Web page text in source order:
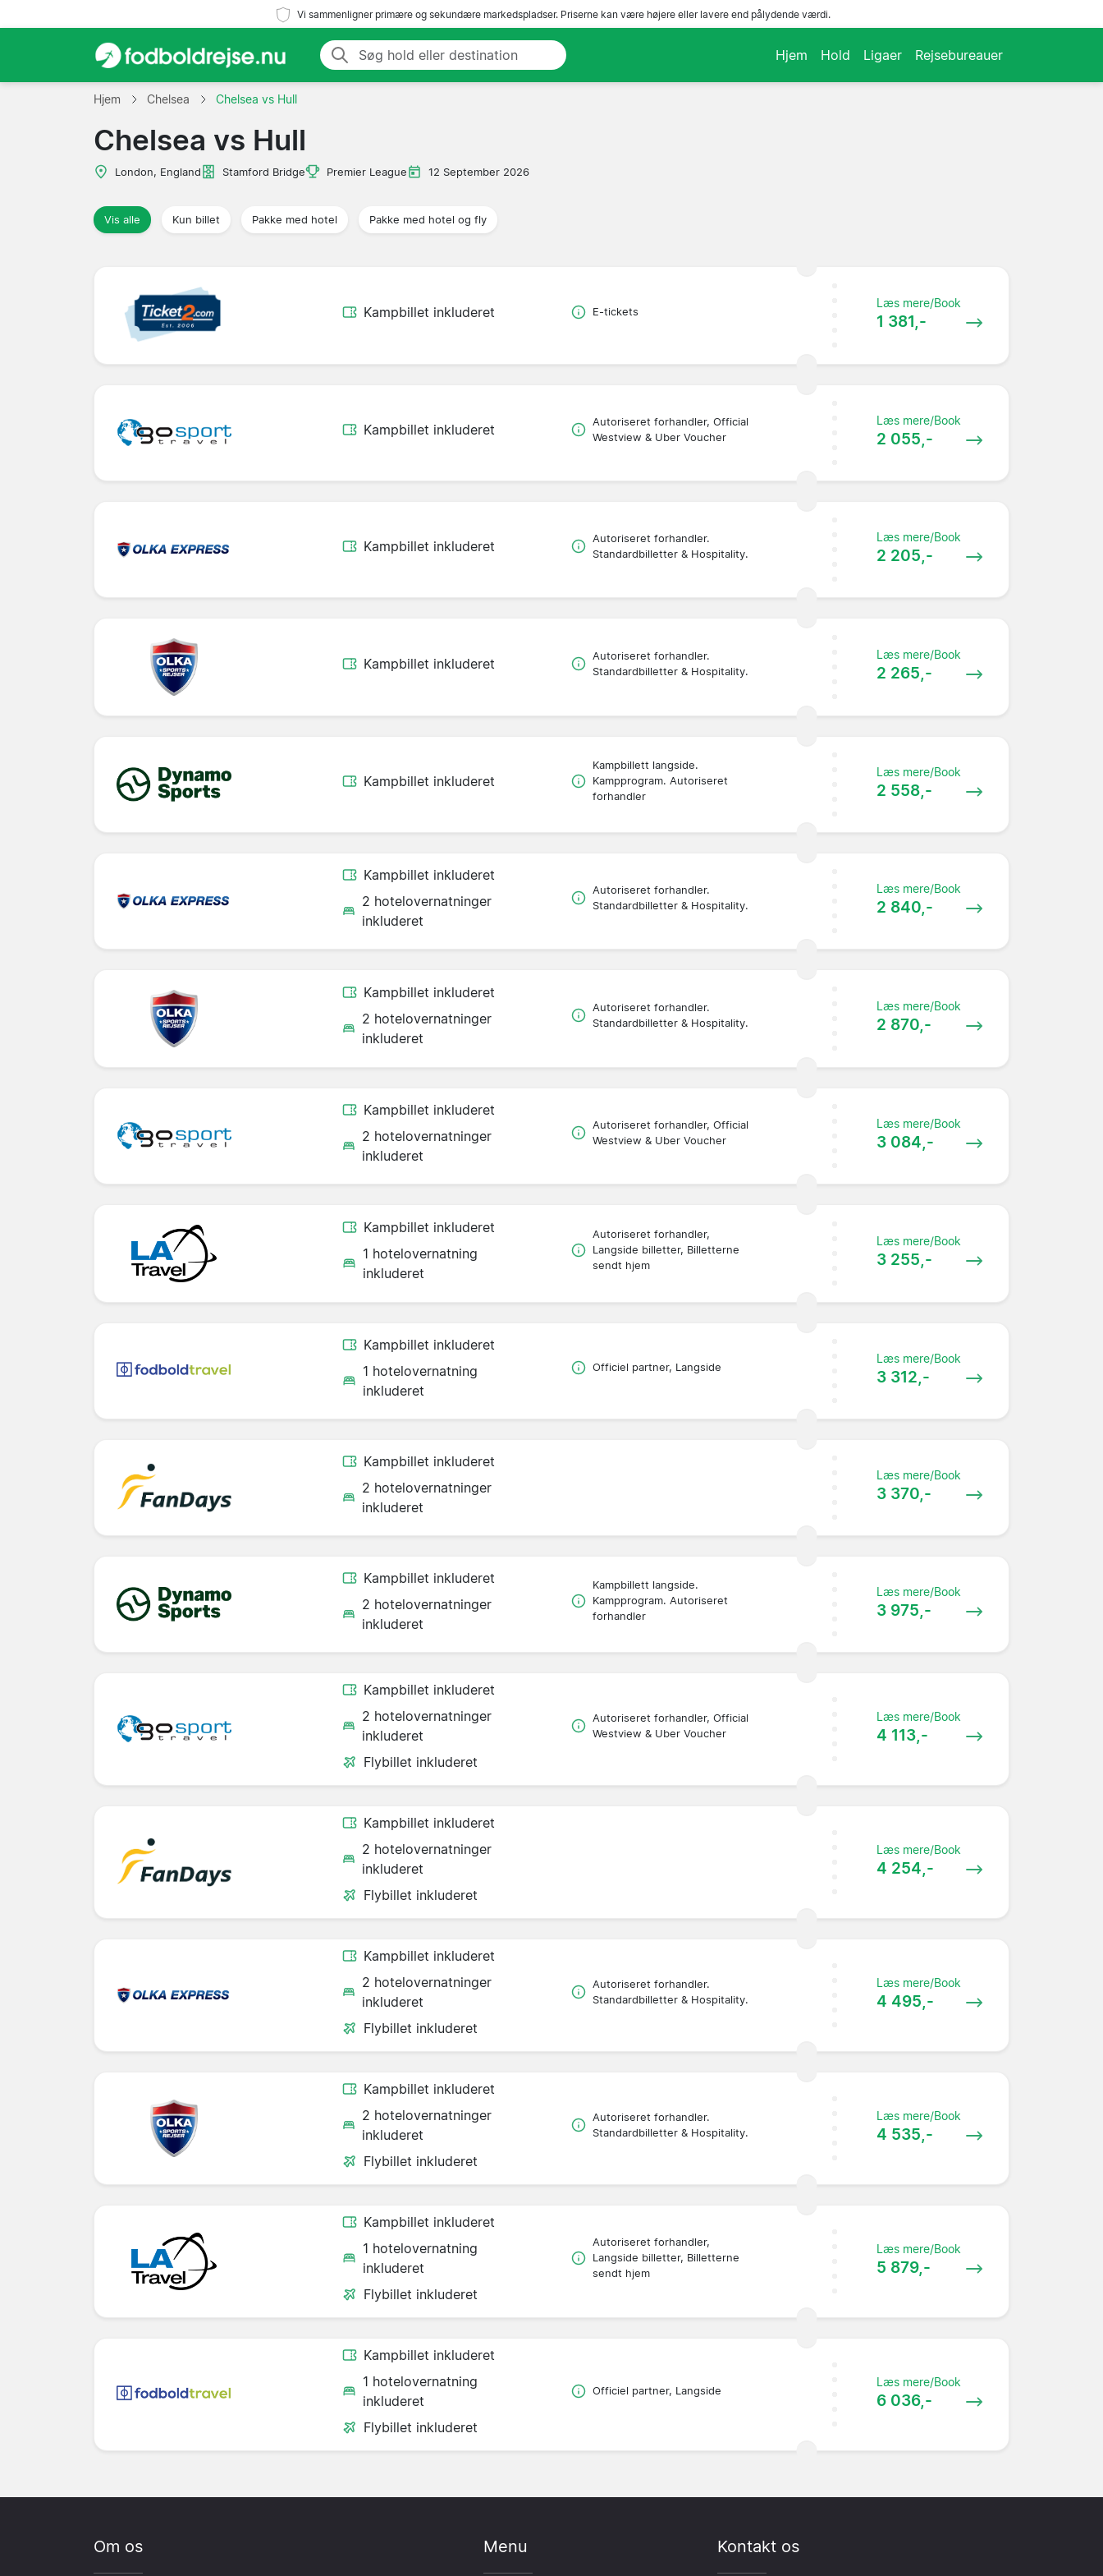
Vi sammenligner primære og sekundære markedspladser. Priserne kan være højere eller lavere end pålydende værdi.
Hjem Hold Ligaer Rejsebureauer
Hjem Chelsea Chelsea vs Hull
Chelsea vs Hull
London, England Stamford Bridge Premier League 12 September 2026
Vis alle Kun billet Pakke med hotel Pakke med hotel og fly
Kampbillet inkluderet E-tickets
Læs mere/Book
1 381,-
Kampbillet inkluderet
Autoriseret forhandler, Official
Westview & Uber Voucher
Læs mere/Book
2 055,-
Kampbillet inkluderet
Autoriseret forhandler.
Standardbilletter & Hospitality.
Læs mere/Book
2 205,-
Kampbillet inkluderet
Autoriseret forhandler.
Standardbilletter & Hospitality.
Læs mere/Book
2 265,-
Kampbillet inkluderet
Kampbillett langside.
Kampprogram. Autoriseret
forhandler
Læs mere/Book
2 558,-
Kampbillet inkluderet
2 hotelovernatninger
inkluderet
Autoriseret forhandler.
Standardbilletter & Hospitality.
Læs mere/Book
2 840,-
Kampbillet inkluderet
2 hotelovernatninger
inkluderet
Autoriseret forhandler.
Standardbilletter & Hospitality.
Læs mere/Book
2 870,-
Kampbillet inkluderet
2 hotelovernatninger
inkluderet
Autoriseret forhandler, Official
Westview & Uber Voucher
Læs mere/Book
3 084,-
Kampbillet inkluderet
1 hotelovernatning
inkluderet
Autoriseret forhandler,
Langside billetter, Billetterne
sendt hjem
Læs mere/Book
3 255,-
Kampbillet inkluderet
1 hotelovernatning
inkluderet
Officiel partner, Langside
Læs mere/Book
3 312,-
Kampbillet inkluderet
2 hotelovernatninger
inkluderet
Læs mere/Book
3 370,-
Kampbillet inkluderet
2 hotelovernatninger
inkluderet
Kampbillett langside.
Kampprogram. Autoriseret
forhandler
Læs mere/Book
3 975,-
Kampbillet inkluderet
2 hotelovernatninger
inkluderet
Flybillet inkluderet
Autoriseret forhandler, Official
Westview & Uber Voucher
Læs mere/Book
4 113,-
Kampbillet inkluderet
2 hotelovernatninger
inkluderet
Flybillet inkluderet
Læs mere/Book
4 254,-
Kampbillet inkluderet
2 hotelovernatninger
inkluderet
Flybillet inkluderet
Autoriseret forhandler.
Standardbilletter & Hospitality.
Læs mere/Book
4 495,-
Kampbillet inkluderet
2 hotelovernatninger
inkluderet
Flybillet inkluderet
Autoriseret forhandler.
Standardbilletter & Hospitality.
Læs mere/Book
4 535,-
Kampbillet inkluderet
1 hotelovernatning
inkluderet
Flybillet inkluderet
Autoriseret forhandler,
Langside billetter, Billetterne
sendt hjem
Læs mere/Book
5 879,-
Kampbillet inkluderet
1 hotelovernatning
inkluderet
Flybillet inkluderet
Officiel partner, Langside
Læs mere/Book
6 036,-
Om os Menu Kontakt os